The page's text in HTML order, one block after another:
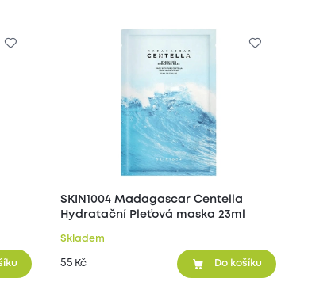
SKIN1004 Madagascar Centella
Hydratační Pleťová maska 23ml
Skladem
55 Kč Do košíku